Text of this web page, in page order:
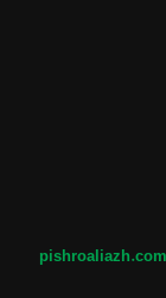
pishroaliazh.com